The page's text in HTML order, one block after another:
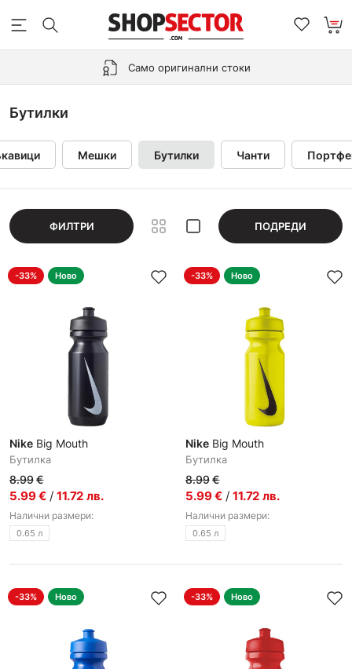
Само оригинални стоки
Бутилки
Мешки Бутилки Чанти
ФИЛТРИ ПОДРЕДИ
-33% Ново
Nike Big Mouth
Бутилкa
8.99 €
5.99 € / 11.72 лв.
Налични размери:
0.65 л
-33% Ново
Nike Big Mouth
Бутилкa
8.99 €
5.99 € / 11.72 лв.
Налични размери:
0.65 л
-33% Ново -33% Ново